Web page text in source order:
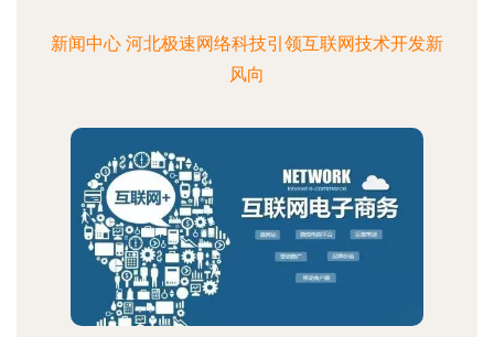
新闻中心 河北极速网络科技引领互联网技术开发新
风向